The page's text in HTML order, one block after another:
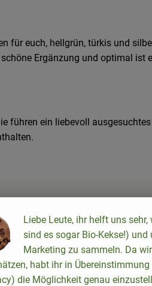
für euch, hellgrün, türkis und
Ergänzung und optimal
führen ein liebevoll
Liebe Leute, ihr helft uns
sind es sogar Bio-Kekse!)
Marketing zu sammeln. Da
habt ihr in
die Möglichkeit genau